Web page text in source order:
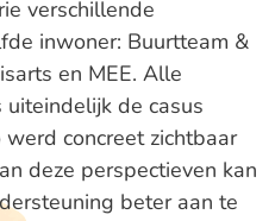
verschillende
inwoner: Buurtteam &
en MEE. Alle
de casus
concreet zichtbaar
deze perspectieven kan
beter aan te